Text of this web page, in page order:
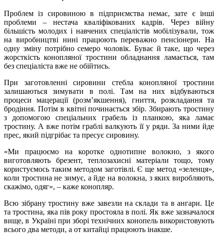
Проблем із сировиною в підприємства немає, зате є інші
проблеми – нестача кваліфікованих кадрів. Через війну
більшість молодих і навчених спеціалістів мобілізували, тож
на виробництві нині працюють переважно пенсіонери. На
одну зміну потрібно семеро чоловік. Буває й таке, що через
жорсткість конопляної тростини обладнання ламається, там
без спеціаліста вже не обійтись.
При заготовленні сировини стебла конопляної тростини
залишаються зимувати в полі. Там на них відбуваються
процеси мацерації (розм’якшення), гниття, розкладання та
бродіння. Потім в квітні починається збір. Збирають тростину
з допомогою спеціальних грабель із планкою, яка ламає
тростину. А вже потім граблі валкують її у ряди. За ними йде
прес, який підгрібає та пресує сировину.
«Ми працюємо на коротке однотипне волокно, з якого
виготовляють брезент, теплозахисні матеріали тощо, тому
користуємось таким методом заготівлі. Є ще метод «зеленця»,
коли тростина не зимує, а йде на волокна, з яких виробляють,
скажімо, одяг», – каже конопляр.
Всю зібрану тростину вже завезли на склади та в ангари. Це
та тростина, яка пів року простояла в полі. Як вже зазначалося
вище, в Україні при зборі технічних конопель використовують
всього два методи, а от китайці працюють інакше.